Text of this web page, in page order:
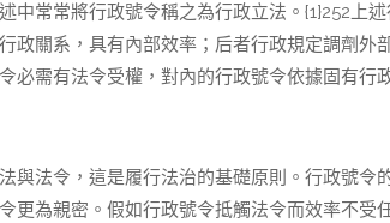
中常常將行政號令稱之為行政立法。{1}252上
政關系，具有內部效率；后者行政規定調劑外
必需有法令受權，對內的行政號令依據固有行
與法令，這是履行法治的基礎原則。行政號令
更為親密。假如行政號令抵觸法令而效率不受